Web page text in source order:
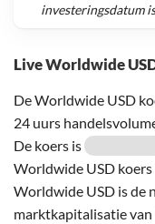
Live Worldwide
De Worldwide USD
24 uurs
De koers is
Worldwide USD
Worldwide USD is de
marktkapitalisatie van
investeringsdatum